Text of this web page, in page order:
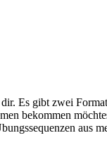
Es gibt zwei
bekommen
aus